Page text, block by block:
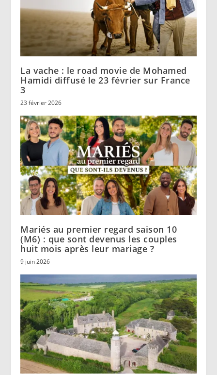
La vache : le road movie de Mohamed
Hamidi diffusé le 23 février sur France
3
23 février 2026
Mariés au premier regard saison 10
(M6) : que sont devenus les couples
huit mois après leur mariage ?
9 juin 2026